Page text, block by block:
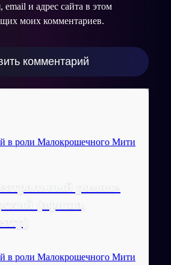
и адрес сайта в этом
моих комментариев.
роман»
(афиша,